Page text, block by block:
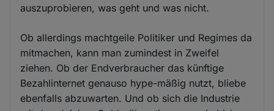
auszuprobieren, was geht und was nicht.
Ob allerdings machtgeile Politiker und Regimes da
mitmachen, kann man zumindest in Zweifel
ziehen. Ob der Endverbraucher das künftige
Bezahlinternet genauso hype-mäßig nutzt, bliebe
ebenfalls abzuwarten. Und ob sich die Industrie